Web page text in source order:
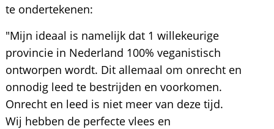
te ondertekenen:
"Mijn ideaal is namelijk dat 1 willekeurige
provincie in Nederland 100% veganistisch
ontworpen wordt. Dit allemaal om onrecht en
onnodig leed te bestrijden en voorkomen.
Onrecht en leed is niet meer van deze tijd.
Wij hebben de perfecte vlees en